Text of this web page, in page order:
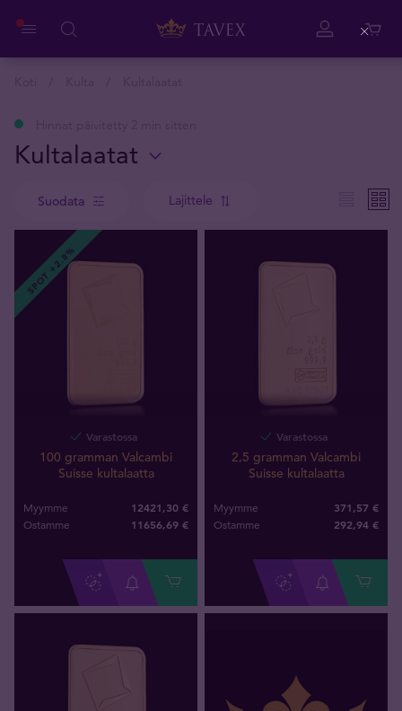
Kultalaatat
Suodata Lajittele
SPOT +2.8%
Varastossa
100 gramman Valcambi
Suisse kultalaatta
Myymme 12421,30 €
Ostamme 11656,69 €
Varastossa
2,5 gramman Valcambi
Suisse kultalaatta
Myymme 371,57 €
Ostamme 292,94 €
Close